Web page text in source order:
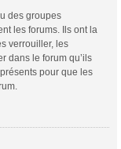
des groupes
les forums. Ils ont la
verrouiller, les
dans le forum qu’ils
pour que les